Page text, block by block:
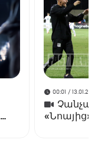
00:01 /
«Նոայից»